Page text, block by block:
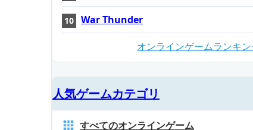
War Thunder
オンラインゲームランキ
人気ゲームカテゴリ
すべてのオンラインゲーム